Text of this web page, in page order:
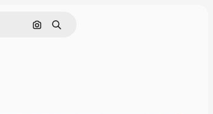
Поиск по изображению
Поиск